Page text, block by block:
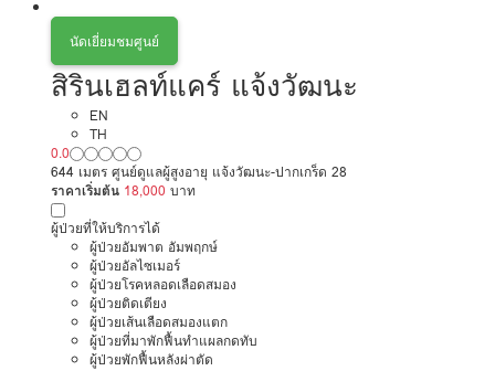
นัดเยี่ยมชมศูนย์
สิรินเฮลท์แคร์ แจ้งวัฒนะ
EN
TH
0.0
644 เมตร ศูนย์ดูแลผู้สูงอายุ แจ้งวัฒนะ-ปากเกร็ด 28
ราคาเริ่มต้น 18,000 บาท
ผู้ป่วยที่ให้บริการได้
ผู้ป่วยอัมพาต อัมพฤกษ์
ผู้ป่วยอัลไซเมอร์
ผู้ป่วยโรคหลอดเลือดสมอง
ผู้ป่วยติดเตียง
ผู้ป่วยเส้นเลือดสมองแตก
ผู้ป่วยที่มาพักฟื้นทำแผลกดทับ
ผู้ป่วยพักฟื้นหลังผ่าตัด